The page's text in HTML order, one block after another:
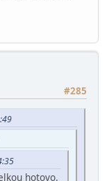
#285
hotovo.